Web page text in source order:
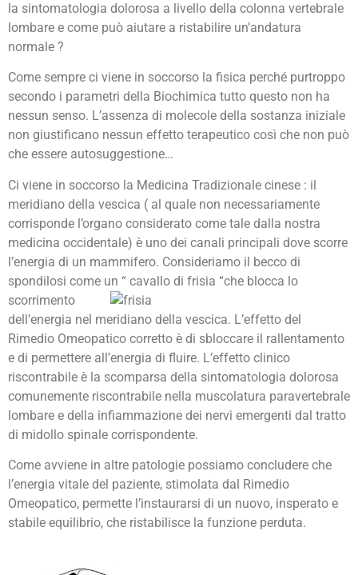
la sintomatologia dolorosa a livello della colonna vertebrale
lombare e come può aiutare a ristabilire un’andatura
normale ?
Come sempre ci viene in soccorso la fisica perché purtroppo
secondo i parametri della Biochimica tutto questo non ha
nessun senso. L’assenza di molecole della sostanza iniziale
non giustificano nessun effetto terapeutico così che non può
che essere autosuggestione…
Ci viene in soccorso la Medicina Tradizionale cinese : il
meridiano della vescica ( al quale non necessariamente
corrisponde l’organo considerato come tale dalla nostra
medicina occidentale) è uno dei canali principali dove scorre
l’energia di un mammifero. Consideriamo il becco di
spondilosi come un “ cavallo di frisia “che blocca lo
scorrimento
dell’energia nel meridiano della vescica. L’effetto del
Rimedio Omeopatico corretto è di sbloccare il rallentamento
e di permettere all’energia di fluire. L’effetto clinico
riscontrabile è la scomparsa della sintomatologia dolorosa
comunemente riscontrabile nella muscolatura paravertebrale
lombare e della infiammazione dei nervi emergenti dal tratto
di midollo spinale corrispondente.
Come avviene in altre patologie possiamo concludere che
l’energia vitale del paziente, stimolata dal Rimedio
Omeopatico, permette l’instaurarsi di un nuovo, insperato e
stabile equilibrio, che ristabilisce la funzione perduta.